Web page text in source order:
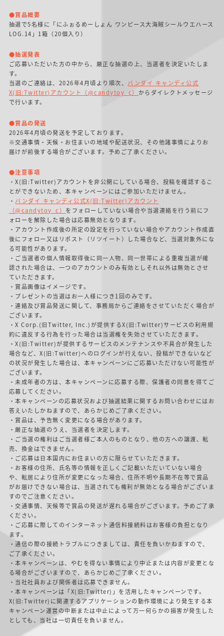
●賞品概要
抽選で5名様に「にふぉるめーしょん ワンピース大海賊シールウエハース
LOG.14」1箱（20個入り）
●抽選発表
ご応募いただいた方の中から、厳正な抽選の上、当選者を決定いたしま
す。
当選のご連絡は、2026年4月頃より順次、 バンダイ キャンディ公式
X(旧:Twitter)アカウント（@candytoy_c） からダイレクトメッセージ
で行います。
●賞品の発送
2026年4月頃の発送を予定しております。
※交通事情・天候・お住まいの地域や配送状況、その他諸事情によりお
届けが前後する場合がございます。予めご了承ください。
●注意事項
・X(旧:Twitter)アカウントを非公開にしている場合、投稿を確認するこ
とができないため、本キャンペーンにはご参加いただけません。
・ バンダイ キャンディ公式X(旧:Twitter)アカウント
（@candytoy_c） をフォローしていない場合や当選連絡を行う前にフ
ォローを解除した場合は応募無効となります。
・アカウント作成後の所定の設定を行っていない場合やアカウント作成直
後にフォロー又はリポスト（リツイート）した場合など、当選対象外にな
る可能性があります。
・ご当選者の個人情報取得後に同一人物、同一世帯による重複当選が確
認された場合は、一つのアカウントのみ有効としそれ以外は無効とさせ
ていただきます。
・賞品画像はイメージです。
・プレゼントの当選はお一人様につき1回のみです。
・連絡及び賞品発送に関して、事務局からご連絡をさせていただく場合が
ございます。
・X Corp.(旧Twitter, Inc.)が提供するX(旧:Twitter)サービスの利用規
約に違反する行為を行った場合は当選権を失効させていただきます。
・X(旧:Twitter)が提供するサービスのメンテナンスや不具合が発生した
場合など、X(旧:Twitter)へのログインが行えない、投稿ができないなど
の状況が発生した場合は、本キャンペーンにご応募いただけない可能性が
ございます。
・未成年者の方は、本キャンペーンに応募する際、保護者の同意を得てご
応募してください。
・本キャンペーンの応募状況および抽選結果に関するお問い合わせにはお
答えいたしかねますので、あらかじめご了承ください。
・賞品は、予告無く変更になる場合があります。
・厳正な抽選のうえ、当選者を決定します。
・ご当選の権利はご当選者様ご本人のものとなり、他の方への譲渡、転
売、換金はできません。
・ご応募は日本国内にお住まいの方に限らせていただきます。
・お客様の住所、氏名等の情報を正しくご記載いただいていない場合
や、転居により住所が変更になった場合、住所不明や長期不在等で賞品
がお届けできない場合は、当選されても権利が無効となる場合がございま
すのでご注意ください。
・交通事情、天候等で賞品の発送が遅れる場合がございます。予めご了承
ください。
・ご応募に際してのインターネット通信料接続料はお客様の負担となり
ます。
・通信の際の接続トラブルにつきましては、責任を負いかねますので、
ご了承ください。
・本キャンペーンは、やむを得ない事情により中止または内容が変更とな
る場合がございますので、あらかじめご了承ください。
・当社社員および関係者は応募できません。
・本キャンペーンは「X(旧:Twitter)」を活用したキャンペーンです。
X(旧:Twitter)に関連するアプリケーションの動作環境により発生する本
キャンペーン運営の中断または中止によって万一何らかの損害が発生した
としても、当社は一切責任を負いません。